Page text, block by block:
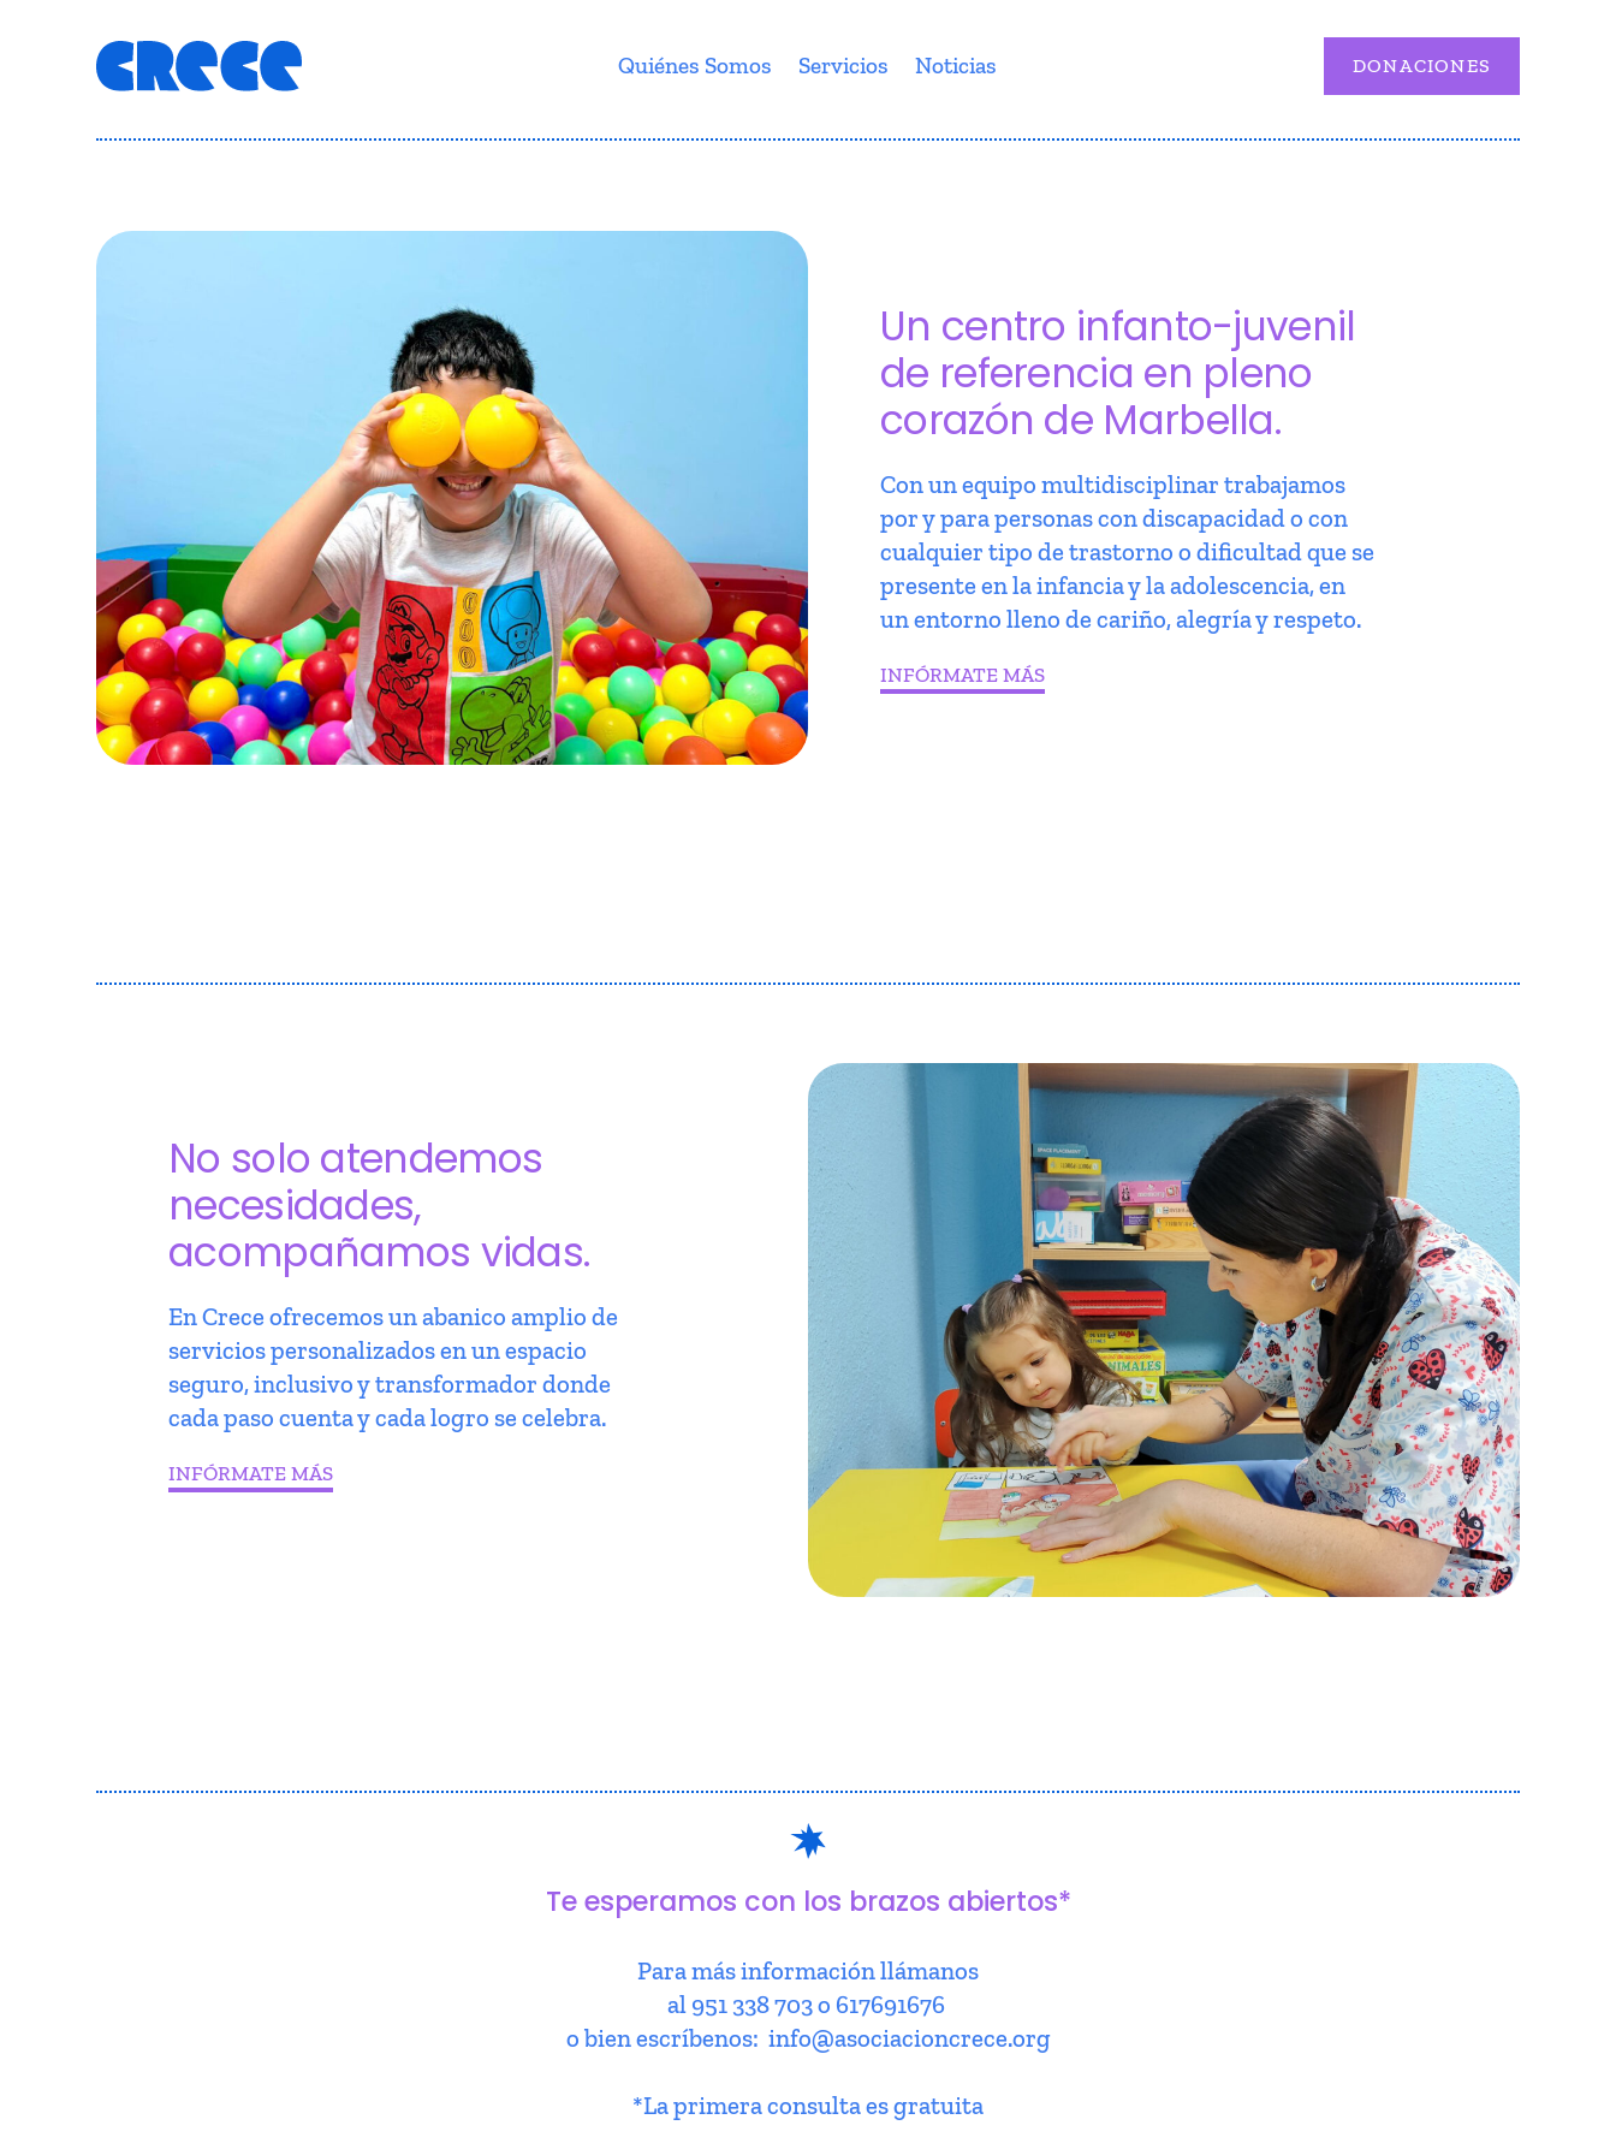
Quiénes Somos Servicios Noticias DONACIONES
Un centro infanto-juvenil
de referencia en pleno
corazón de Marbella.
Con un equipo multidisciplinar trabajamos
por y para personas con discapacidad o con
cualquier tipo de trastorno o dificultad que se
presente en la infancia y la adolescencia, en
un entorno lleno de cariño, alegría y respeto.
INFÓRMATE MÁS
No solo atendemos
necesidades,
acompañamos vidas.
En Crece ofrecemos un abanico amplio de
servicios personalizados en un espacio
seguro, inclusivo y transformador donde
cada paso cuenta y cada logro se celebra.
INFÓRMATE MÁS
Te esperamos con los brazos abiertos*
Para más información llámanos
al 951 338 703 o 617691676
o bien escríbenos: info@asociacioncrece.org
*La primera consulta es gratuita